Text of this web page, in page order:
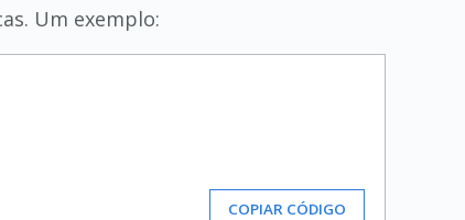
Um exemplo:
COPIAR CÓDIGO